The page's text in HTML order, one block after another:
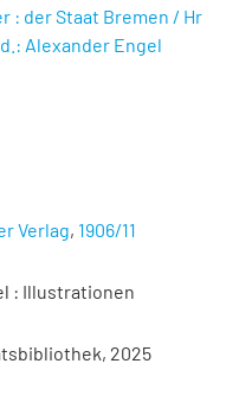
: der Staat Bremen / Hr
Alexander Engel
Verlag, 1906/11
: Illustrationen
2025